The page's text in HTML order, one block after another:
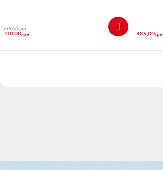
219,00грн
190,00грн 385,00грн